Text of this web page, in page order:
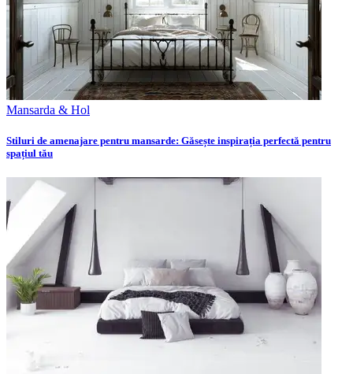
Mansarda & Hol
Stiluri de amenajare pentru mansarde: Găsește inspirația perfectă pentru
spațiul tău